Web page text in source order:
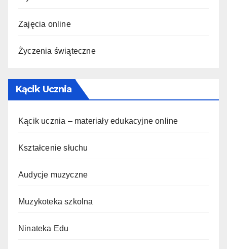
Zajęcia online
Życzenia świąteczne
Kącik Ucznia
Kącik ucznia – materiały edukacyjne online
Kształcenie słuchu
Audycje muzyczne
Muzykoteka szkolna
Ninateka Edu